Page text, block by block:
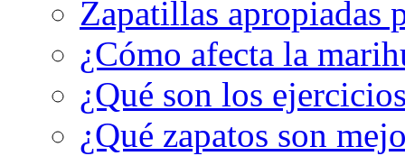
Zapatillas apropiadas
¿Cómo afecta la
¿Qué son los
¿Qué zapatos son